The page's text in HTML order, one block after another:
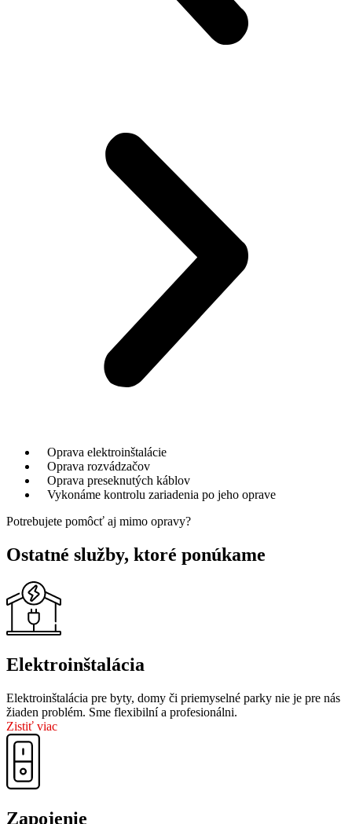
Oprava elektroinštalácie
Oprava rozvádzačov
Oprava preseknutých káblov
Vykonáme kontrolu zariadenia po jeho oprave
Potrebujete pomôcť aj mimo opravy?
Ostatné služby, ktoré ponúkame
Elektroinštalácia
Elektroinštalácia pre byty, domy či priemyselné parky nie je pre nás
žiaden problém. Sme flexibilní a profesionálni.
Zistiť viac
Zapojenie